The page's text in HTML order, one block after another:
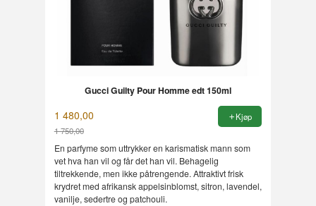
Gucci Guilty Pour Homme edt 150ml
1 480,00
1 750,00
Rabatt
Kjøp
En parfyme som uttrykker en karismatisk mann som
vet hva han vil og får det han vil. Behagelig
tiltrekkende, men ikke påtrengende. Attraktivt frisk
krydret med afrikansk appelsinblomst, sitron, lavendel,
vanilje, sedertre og patchouli.